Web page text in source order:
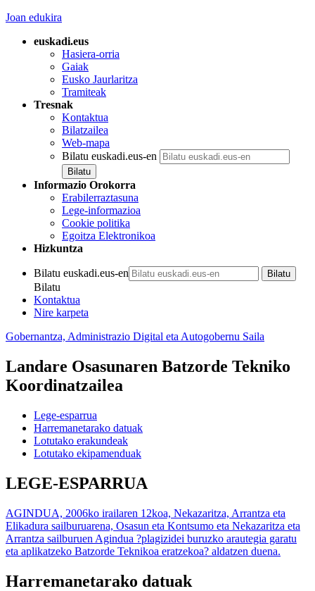
Joan edukira
euskadi.eus
Hasiera-orria
Gaiak
Eusko Jaurlaritza
Tramiteak
Tresnak
Kontaktua
Bilatzailea
Web-mapa
Bilatu euskadi.eus-en
Informazio Orokorra
Erabilerraztasuna
Lege-informazioa
Cookie politika
Egoitza Elektronikoa
Hizkuntza
Bilatu euskadi.eus-en
Bilatu
Kontaktua
Nire karpeta
Gobernantza, Administrazio Digital eta Autogobernu Saila
Landare Osasunaren Batzorde Tekniko
Koordinatzailea
Lege-esparrua
Harremanetarako datuak
Lotutako erakundeak
Lotutako ekipamenduak
LEGE-ESPARRUA
AGINDUA, 2006ko irailaren 12koa, Nekazaritza, Arrantza eta
Elikadura sailburuarena, Osasun eta Kontsumo eta Nekazaritza eta
Arrantza sailburuen Agindua ?plagizidei buruzko arautegia garatu
eta aplikatzeko Batzorde Teknikoa eratzekoa? aldatzen duena.
Harremanetarako datuak